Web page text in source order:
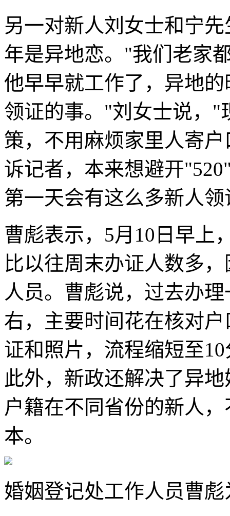
另一对新人刘女士和宁
年是异地恋。"我们老家
他早早就工作了，异地
领证的事。"刘女士说，"
策，不用麻烦家里人寄
诉记者，本来想避开
第一天会有这么多新人领
曹彪表示，5月10日早上
比以往周末办证人数多
人员。曹彪说，过去办
右，主要时间花在核对
证和照片，流程缩短至
此外，新政还解决了异
户籍在不同省份的新人
本。
婚姻登记处工作人员曹